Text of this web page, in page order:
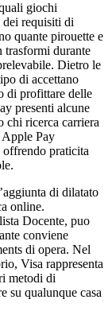
giochi
dei requisiti di
quante pirouette e
trasformi durante
Dietro le
di accettano
di profittare delle
presenti alcune
chi ricerca carriera
Pay
offrendo praticita
di dilatato
online.
Docente, puo
conviene
di opera. Nel
Visa rappresenta
metodi di
su qualunque casa